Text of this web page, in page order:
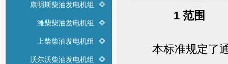
康明斯柴油发电机组
潍柴柴油发电机组
上柴柴油发电机组
沃尔沃柴油发电机组
1 范围
本标准规定了通